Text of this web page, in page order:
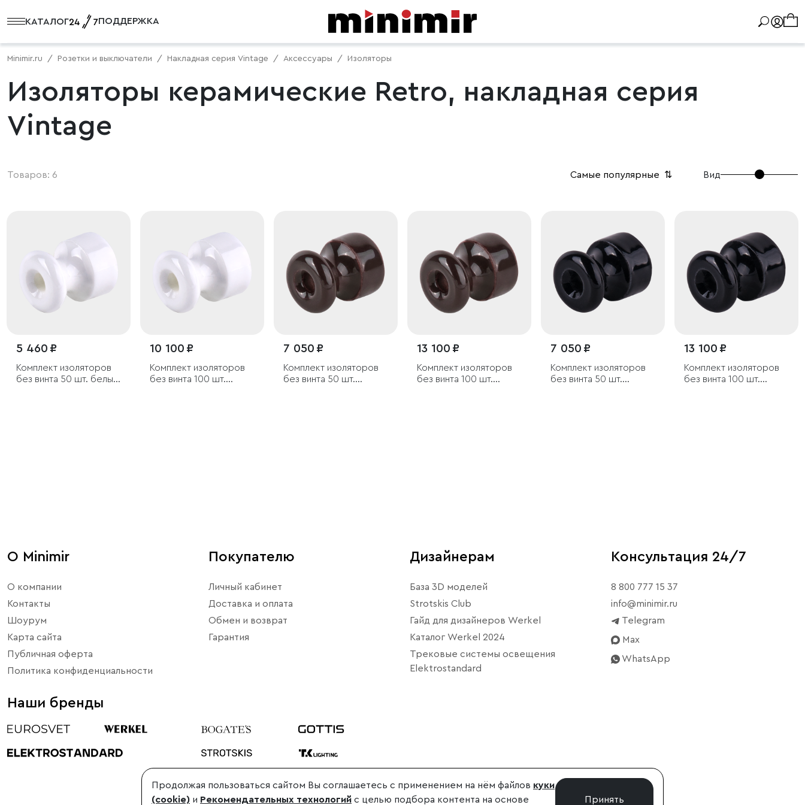
КАТАЛОГ ПОДДЕРЖКА
Minimir.ru Розетки и выключатели Накладная серия Vintage Аксессуары Изоляторы
Изоляторы керамические Retro, накладная серия
Vintage
Товаров: 6 Самые популярные ⇅ Вид
5 460 ₽
Комплект изоляторов
без винта 50 шт. белый
10 100 ₽
Комплект изоляторов
без винта 100 шт.
7 050 ₽
Комплект изоляторов
без винта 50 шт.
13 100 ₽
Комплект изоляторов
без винта 100 шт.
7 050 ₽
Комплект изоляторов
без винта 50 шт.
13 100 ₽
Комплект изоляторов
без винта 100 шт.
О Minimir
О компании
Контакты
Шоурум
Карта сайта
Публичная оферта
Политика конфиденциальности
Покупателю
Личный кабинет
Доставка и оплата
Обмен и возврат
Гарантия
Дизайнерам
База 3D моделей
Strotskis Club
Гайд для дизайнеров Werkel
Каталог Werkel 2024
Трековые системы освещения
Elektrostandard
Консультация 24/7
8 800 777 15 37
info@minimir.ru
Telegram
Max
WhatsApp
Наши бренды
©1998-2026, Minimir.ru – официальный интернет-магазин производителя.
Продолжая пользоваться сайтом Вы соглашаетесь с применением на нём файлов куки
(cookie) и Рекомендательных технологий с целью подбора контента на основе Принять